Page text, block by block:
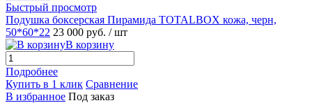
Быстрый просмотр
Подушка боксерская Пирамида TOTALBOX кожа, черн,
50*60*22 23 000 руб. / шт
В корзину
Подробнее
Купить в 1 клик Сравнение
В избранное Под заказ